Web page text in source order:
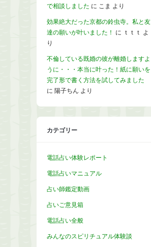
で相談しました に こま より
効果絶大だった京都の鈴虫寺。私と友
達の願いが叶いました！
に ｔｔｔ よ
り
不倫している既婚の彼が離婚しますよ
うに・・・本当に叶った！紙に願いを
完了形で書く方法を試してみました
に 陽子ちん より
カテゴリー
電話占い体験レポート
電話占いマニュアル
占い師鑑定動画
占いご意見箱
電話占い全般
みんなのスピリチュアル体験談